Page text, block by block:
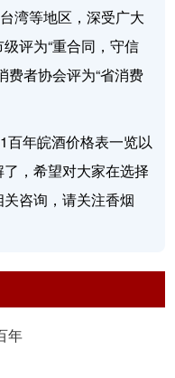
湾等地区，深受广大
评为“重合同，守信
费者协会评为“省消费
百年皖酒价格表一览以
，希望对大家在选择
咨询，请关注香烟
年